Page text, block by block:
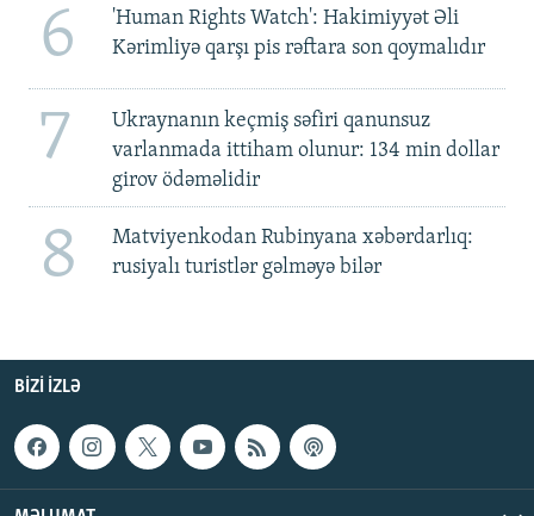
6
'Human Rights Watch': Hakimiyyət Əli
Kərimliyə qarşı pis rəftara son qoymalıdır
7
Ukraynanın keçmiş səfiri qanunsuz
varlanmada ittiham olunur: 134 min dollar
girov ödəməlidir
8
Matviyenkodan Rubinyana xəbərdarlıq:
rusiyalı turistlər gəlməyə bilər
BIZI IZLƏ